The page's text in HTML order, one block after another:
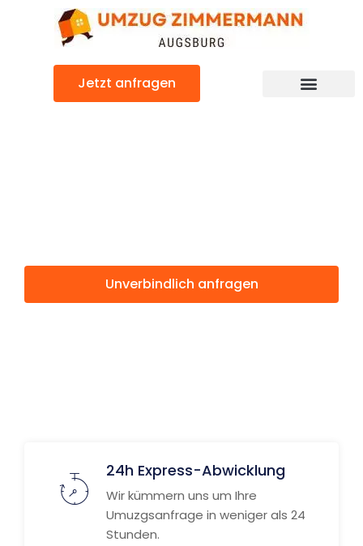
Jetzt anfragen
Unverbindlich anfragen
24h Express-Abwicklung
Wir kümmern uns um Ihre
Umuzgsanfrage in weniger als 24
Stunden.